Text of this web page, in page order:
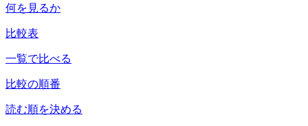
何を見るか
比較表
一覧で比べる
比較の順番
読む順を決める